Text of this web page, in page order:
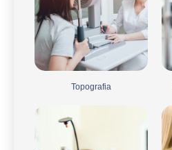
Topografia